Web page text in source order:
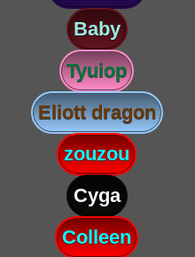
Baby
Tyuiop
Eliott dragon
zouzou
Cyga
Colleen